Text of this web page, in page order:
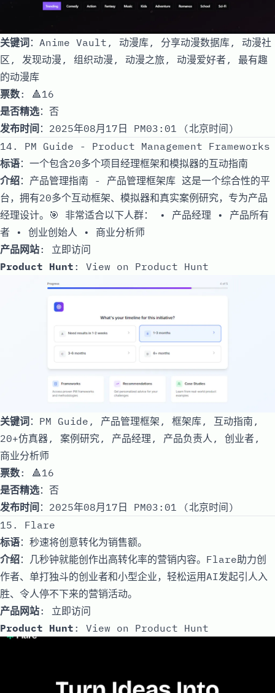
关键词：Anime Vault, 动漫库, 分享动漫数据库, 动漫社
区, 发现动漫, 组织动漫, 动漫之旅, 动漫爱好者, 最有趣
的动漫库
票数: 🔺16
是否精选：否
发布时间 ：2025年08月17日 PM03:01 (北京时间)
14. PM Guide - Product Management Frameworks
标语：一个包含20多个项目经理框架和模拟器的互动指南
介绍：产品管理指南 - 产品管理框架库 这是一个综合性的平
台，拥有20多个互动框架、模拟器和真实案例研究，专为产品
经理设计。🎯 非常适合以下人群： • 产品经理 • 产品所有
者 • 创业创始人 • 商业分析师
产品网站: 立即访问
Product Hunt : View on Product Hunt
关键词：PM Guide, 产品管理框架, 框架库, 互动指南,
20+仿真器, 案例研究, 产品经理, 产品负责人, 创业者,
商业分析师
票数: 🔺16
是否精选：否
发布时间 ：2025年08月17日 PM03:01 (北京时间)
15. Flare
标语：秒速将创意转化为销售额。
介绍：几秒钟就能创作出高转化率的营销内容。Flare助力创
作者、单打独斗的创业者和小型企业，轻松运用AI发起引人入
胜、令人停不下来的营销活动。
产品网站: 立即访问
Product Hunt : View on Product Hunt